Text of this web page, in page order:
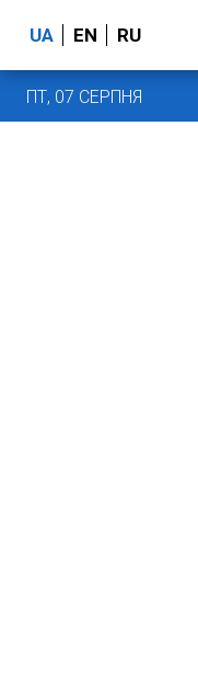
UA EN RU
ПТ, 07 СЕРПНЯ